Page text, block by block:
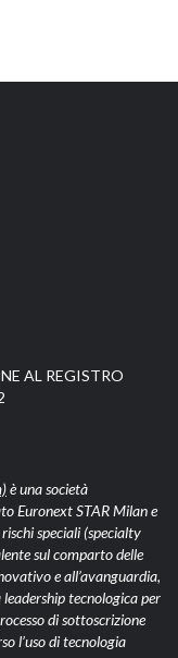
AL REGISTRO
è una società
Euronext STAR Milan e
speciali (specialty
sul comparto delle
e all’avanguardia,
tecnologica per
di sottoscrizione
l’uso di tecnologia